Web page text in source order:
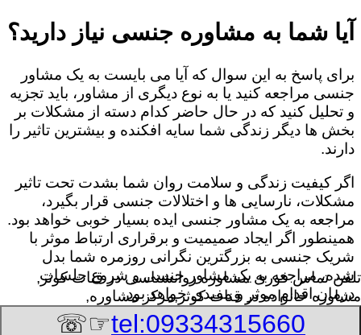
آیا شما به مشاوره جنسی نیاز دارید؟
برای پاسخ به این سوال که آیا می بایست به یک مشاور
جنسی مراجعه کنید یا به نوع دیگری از مشاور، باید تجزیه
و تحلیل کنید که در حال حاضر کدام دسته از مشکلات بر
بخش ها دیگر زندگی شما سایه افکنده و بیشترین تاثیر را
دارند.
اگر کیفیت زندگی و سلامت روان شما بشدت تحت تاثیر
مشکلات، نارسایی ها و اختلالات جنسی قرار بگیرد،
مراجعه به یک مشاور جنسی ایده بسیار خوبی خواهد بود.
همینطور اگر ایجاد صمیمیت و برقراری ارتباط موثر با
شریک جنسی به بزرگترین نگرانی روزمره شما بدل
شده، مراجعه به یک مشاور جنسی و شروع جلسات
درمان اقدام موثر و مفیدی خواهد بود.
8/7/2026 6:15:06 AM
تلفن تماس فوریمشاوره روانشناسی در قنات کوثر,
مشاوره خانواده در قنات کوثر,مرکز مشاوره,
tel:09334315660
☞☏